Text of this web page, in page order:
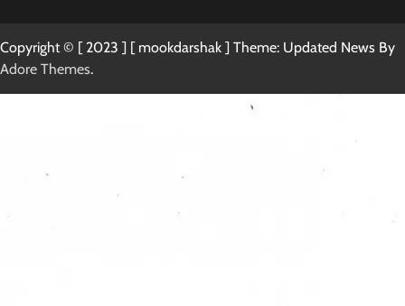
Copyright © [ 2023 ] [ mookdarshak ] Theme: Updated News By
Adore Themes.